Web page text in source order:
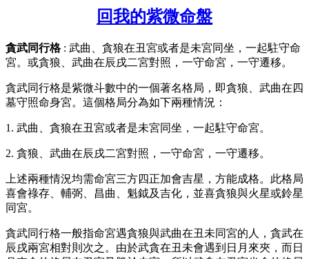
回我的紫微命盤
貪武同行格: 武曲、貪狼在丑宮或者是未宮同坐，一起駐守命
宮。或貪狼、武曲在辰戌二宮對照，一守命宮，一守遷移。
貪武同行格是紫微斗數中的一個著名格局，即貪狼、武曲在四
墓守照命身宮。這個格局分為如下兩種情況：
1. 武曲、貪狼在丑宮或者是未宮同坐，一起駐守命宮。
2. 貪狼、武曲在辰戌二宮對照，一守命宮，一守遷移。
上述兩種情況均需命宮三方四正加會吉星，方能成格。此格局
喜會祿存、輔弼、昌曲、魁鉞及吉化，並喜貪狼與火星或鈴星
同宮。
貪武同行格一般指命宮遇貪狼與武曲在丑未同宮的人，貪武在
辰戌兩宮相對則次之。由於武貪在丑未會遇到日月來夾，而日